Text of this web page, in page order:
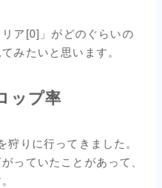
ア[0]」がどのぐらいの
みたいと思います。
ップ率
狩りに行ってきました。
っていたことがあって、